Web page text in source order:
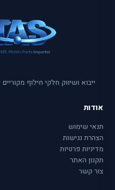
ייבוא ושיווק חלקי חילוף
אודות
תנאי שימוש
הצהרת נגישות
מדיניות פרטיות
תקנון האתר
צור קשר